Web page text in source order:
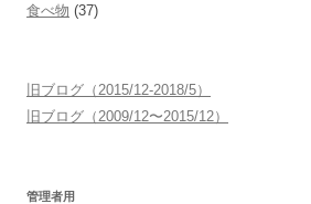
食べ物 (37)
旧ブログ（2015/12-2018/5）
旧ブログ（2009/12〜2015/12）
管理者用